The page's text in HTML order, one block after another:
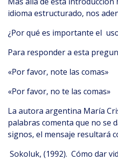
idioma estructurado, nos
¿Por qué es importante el
Para responder a esta
«Por favor, note las comas»
«Por favor, no te las comas»
La autora argentina María
palabras comenta que no se
signos, el mensaje resultará
Sokoluk, (1992). Cómo dar